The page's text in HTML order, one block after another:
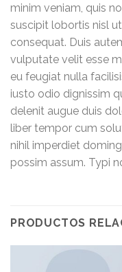
minim veniam, quis
suscipit lobortis nisl
consequat. Duis
vulputate velit esse
eu feugiat nulla
iusto odio dignissim
delenit augue duis
liber tempor cum
nihil imperdiet
possim assum. Typi
PRODUCTOS